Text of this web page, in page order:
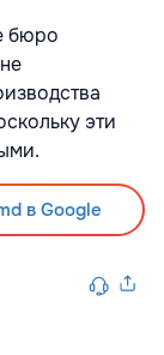
бюро
эти
в Google